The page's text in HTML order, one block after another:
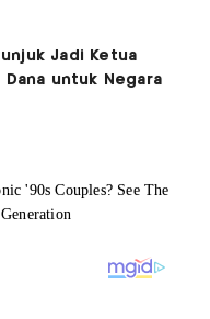
Jadi Ketua
Dana untuk Negara